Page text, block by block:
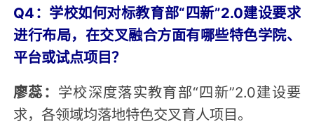
Q4：学校如何对标教育部“四新”2.0建设要求
进行布局，在交叉融合方面有哪些特色学院、
平台或试点项目？
廖蕊： 学校深度落实教育部“四新”2.0建设要
求，各领域均落地特色交叉育人项目。